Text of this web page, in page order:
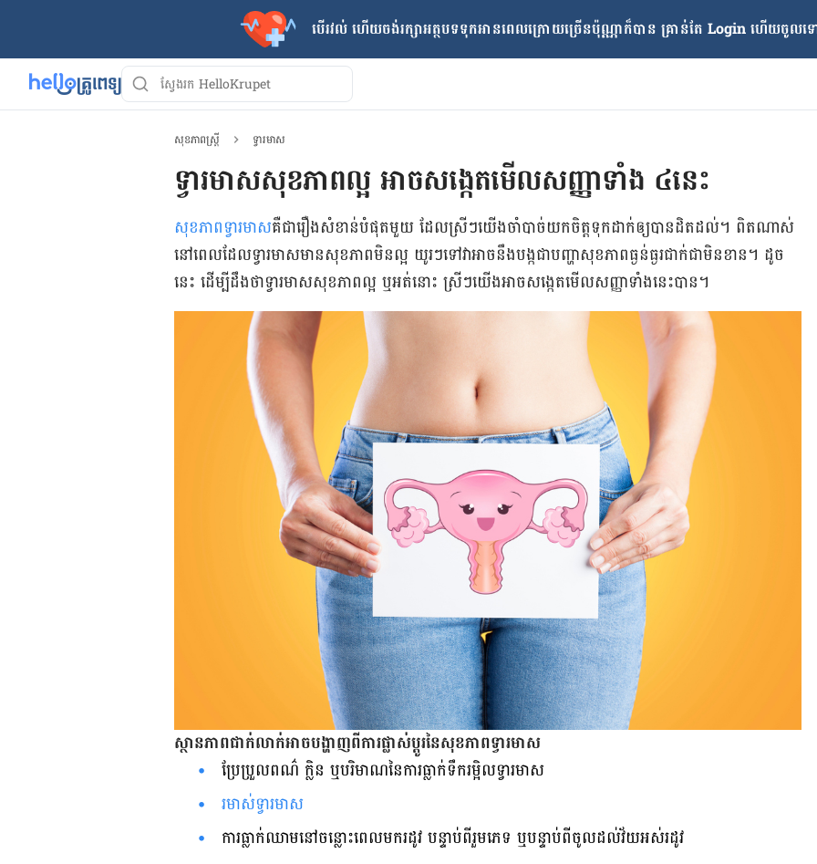
បើរវល់ ហើយចង់​រក្សាអត្ថបទទុកអានពេលក្រោយ​ច្រើនប៉ុណ្ណាក៏បាន គ្រាន់តែ​ Login ហើយចូលទ
សុខភាពស្ត្រី ទ្វារមាស
ទ្វារ​មាស​​សុខភាព​ល្អ​ អាច​​សង្កេត​មើល​សញ្ញា​ទាំង​ ៤​នេះ​​​​​​​​​​​​​​​​​​​​​​​​​​​​​​​​​​​​​​​​​​​​​​​​​​​​​​​​​​​​​​​​​​​​​​​​​​​​​​​​​​​​​​​​
សុខភាព​ទ្វារ​មាស​គឺ​ជា​រឿង​សំខាន់​បំផុត​មួយ​ ដែល​ស្រី​ៗ​យើង​ចាំបាច់​យក​ចិត្ត​ទុក​ដាក់​ឲ្យ​បាន​ដិតដល់។ ពិត​ណាស់​
នៅ​ពេល​ដែល​ទ្វារ​មាស​មាន​សុខភាព​មិន​ល្អ​ យូរ​ៗ​ទៅ​វា​​អាច​នឹង​បង្ក​ជា​បញ្ហា​សុខភាព​ធ្ងន់ធ្ងរ​ជាក់​ជា​មិន​ខាន។​ ដូច​
នេះ​ ដើម្បី​ដឹង​ថា​​ទ្វារ​មាស​សុខភាព​ល្អ​ ឬ​អត់​​​នោះ​​ ស្រី​ៗ​យើង​អាច​សង្កេត​មើល​សញ្ញា​ទាំង​នេះ​​បាន​។
ស្ថានភាព​ជាក់លាក់​អាច​បង្ហាញ​ពី​ការ​ផ្លាស់ប្ដូរ​នៃ​សុខភាព​ទ្វារ​មាស​
ប្រែប្រួល​ពណ៌​ ក្លិន​ ឬ​បរិមាណ​នៃ​ការ​​ធ្លាក់​ទឹក​រម្អិល​ទ្វារ​មាស​
រមាស់​ទ្វារ​មាស
ការ​ធ្លាក់​ឈាម​នៅ​ចន្លោះ​ពេល​មក​រដូវ​ បន្ទាប់​ពី​រួម​ភេទ ឬ​បន្ទាប់​ពី​ចូល​ដល់​វ័យ​អស់​រដូវ​